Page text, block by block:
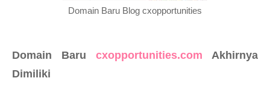
Domain Baru Blog cxopportunities
Domain Baru cxopportunities.com Akhirnya
Dimiliki